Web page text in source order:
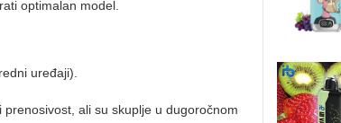
optimalan model.
uređaji).
ali su skuplje u dugoročnom